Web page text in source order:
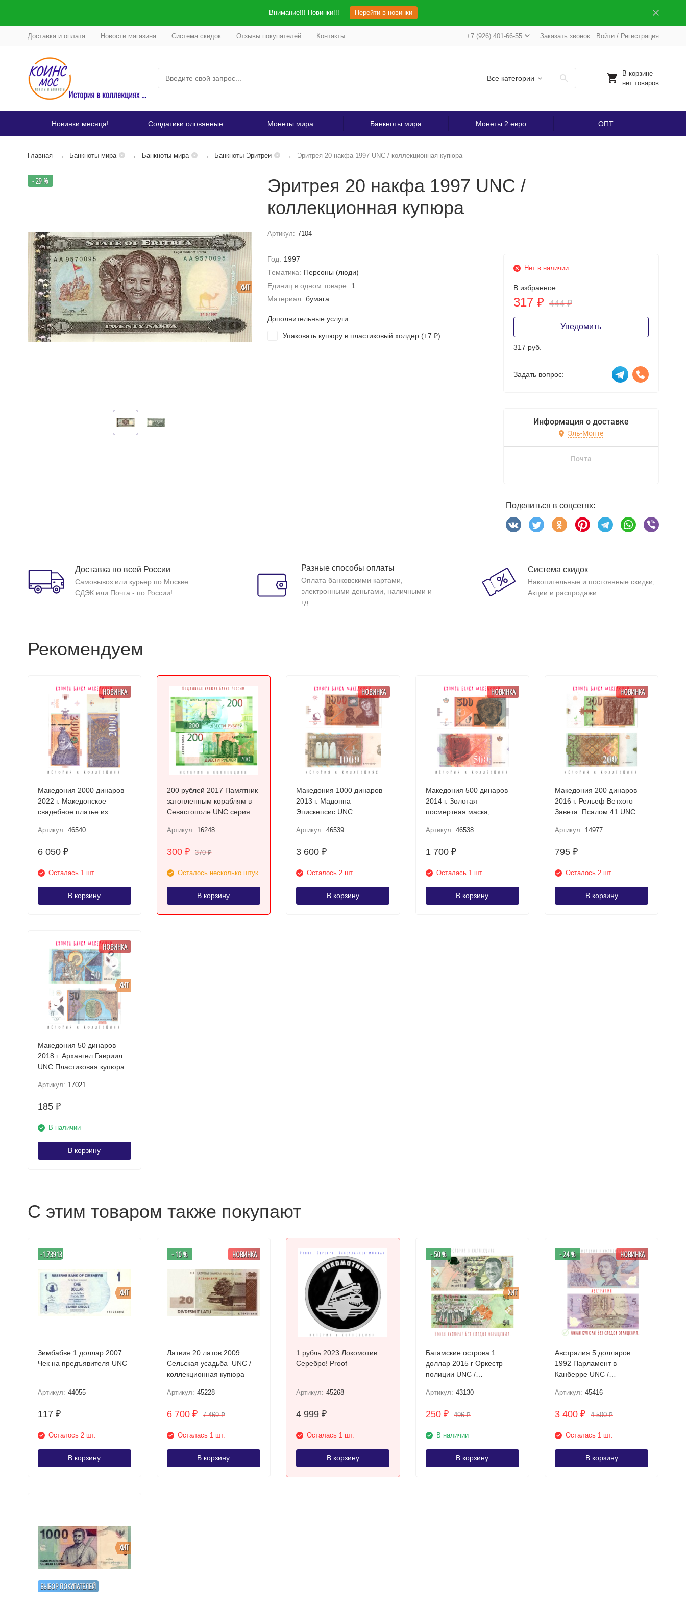
Внимание!!! Новинки!!! Перейти в новинки
Доставка и оплата Новости магазина Система скидок Отзывы покупателей Контакты +7 (926) 401-66-55 Заказать звонок Войти/ Регистрация
Все категории
В корзине
нет товаров
Новинки месяца! Солдатики оловянные Монеты мира Банкноты мира Монеты 2 евро ОПТ
Главная Банкноты мира Банкноты мира Банкноты Эритреи Эритрея 20 накфа 1997 UNC / коллекционная купюра
ХИТ
- 29 %
Эритрея 20 накфа 1997 UNC /
коллекционная купюра
Артикул: 7104
Год: 1997
Тематика: Персоны (люди)
Единиц в одном товаре: 1
Материал: бумага
Дополнительные услуги:
Упаковать купюру в пластиковый холдер (+7 ₽)
Нет в наличии
В избранное
317 ₽ 444₽
Уведомить
317 руб.
Задать вопрос:
Информация о доставке
Эль-Монте
Почта
Поделиться в соцсетях:
Доставка по всей России
Самовывоз или курьер по Москве.
СДЭК или Почта - по России!
Разные способы оплаты
Оплата банковскими картами,
электронными деньгами, наличными и
тд.
Система скидок
Накопительные и постоянные скидки,
Акции и распродажи
Рекомендуем
НОВИНКА
Македония 2000 динаров
2022 г. Македонское
свадебное платье из
Артикул: 46540
6 050 ₽
Осталась 1 шт.
В корзину
200 рублей 2017 Памятник
затопленным кораблям в
Севастополе UNC серия:
Артикул: 16248
300 ₽ 370₽
Осталось несколько штук
В корзину
НОВИНКА
Македония 1000 динаров
2013 г. Мадонна
Эпискепсис UNC
Артикул: 46539
3 600₽
Осталось 2 шт.
В корзину
НОВИНКА
Македония 500 динаров
2014 г. Золотая
посмертная маска,
Артикул: 46538
1 700 ₽
Осталась 1 шт.
В корзину
НОВИНКА
Македония 200 динаров
2016 г. Рельеф Ветхого
Завета. Псалом 41 UNC
Артикул: 14977
795₽
Осталось 2 шт.
В корзину
ХИТ
НОВИНКА
Македония 50 динаров
2018 г. Архангел Гавриил
UNC Пластиковая купюра
Артикул: 17021
185 ₽
В наличии
В корзину
С этим товаром также покупают
ХИТ
-
-1.7391304347826
%
Зимбабве 1 доллар 2007
Чек на предъявителя UNC
Артикул: 44055
117 ₽
Осталось 2 шт.
В корзину
- 10 % НОВИНКА
Латвия 20 латов 2009
Сельская усадьба UNC /
коллекционная купюра
Артикул: 45228
6 700 ₽ 7 469₽
Осталась 1 шт.
В корзину
1 рубль 2023 Локомотив
Серебро! Proof
Артикул: 45268
4 999₽
Осталась 1 шт.
В корзину
ХИТ
- 50 %
Багамские острова 1
доллар 2015 г Оркестр
полиции UNC /
Артикул: 43130
250 ₽ 496₽
В наличии
В корзину
- 24 % НОВИНКА
Австралия 5 долларов
1992 Парламент в
Канберре UNC /
Артикул: 45416
3 400₽ 4 500₽
Осталась 1 шт.
В корзину
ВЫБОР ПОКУПАТЕЛЕЙ
ХИТ